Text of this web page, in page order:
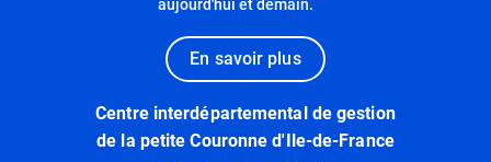
aujourd'hui et demain.
En savoir plus
Centre interdépartemental de gestion
de la petite Couronne d'Ile-de-France